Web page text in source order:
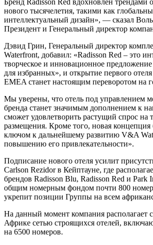
нового тысячелетия, такими как
интеллектуальный дизайн», — сказал
Президент и Генеральный директор
Дэвид Грин, Генеральный директор
Waterfront, добавил: «Radisson Red – это
творческое и инновационное предложение
для избранных», и открытие первого
EMEA станет настоящим переворотом на
Мы уверены, что отель под управлением
бренда станет значимым дополнением к
сможет удовлетворить растущий спрос на
размещения. Кроме того, новая концепция
ключом к дальнейшему развитию V&A
повышению его привлекательности».
Подписание нового отеля усилит
Carlson Rezidor в Кейптауне, где
брендов Radisson Blu, Radisson Red и Park
общим номерным фондом почти 800
укрепит позиции Группы на всем
На данный момент компания располагает
Африке сетью строящихся отелей,
на 6500 номеров.